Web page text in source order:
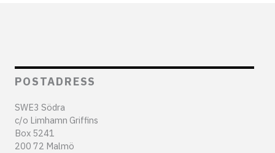
POSTADRESS
SWE3 Södra
c/o Limhamn Griffins
Box 5241
200 72 Malmö